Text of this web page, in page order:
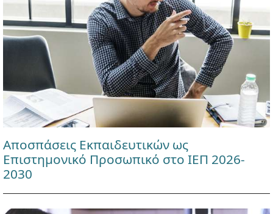
Αποσπάσεις Εκπαιδευτικών ως
Επιστημονικό Προσωπικό στο ΙΕΠ 2026-
2030